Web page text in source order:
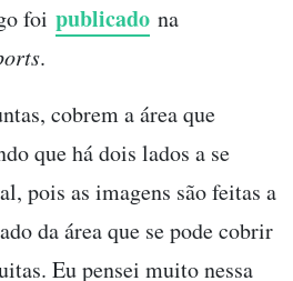
foi publicado na
.
cobrem a área que
que há dois lados a se
pois as imagens são feitas a
da área que se pode cobrir
Eu pensei muito nessa